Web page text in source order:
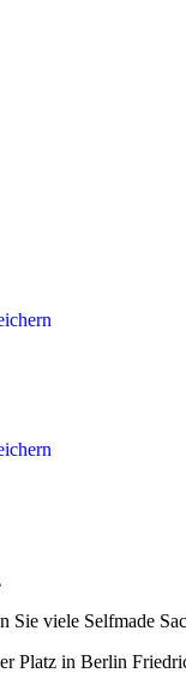
viele Selfmade
Platz in Berlin